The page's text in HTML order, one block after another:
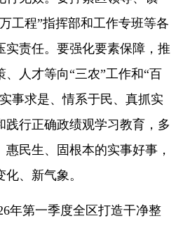
工程”指挥部和工作专班等各
实责任。要强化要素保障，推
人才等向“三农”工作和“百
事求是、情系于民、真抓实
践行正确政绩观学习教育，多
民生、固根本的实事好事，
、新气象。
第一季度全区打造干净整